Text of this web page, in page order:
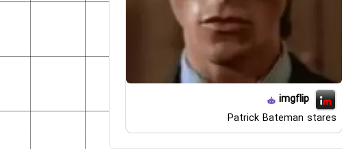
imgflip
Patrick Bateman stares